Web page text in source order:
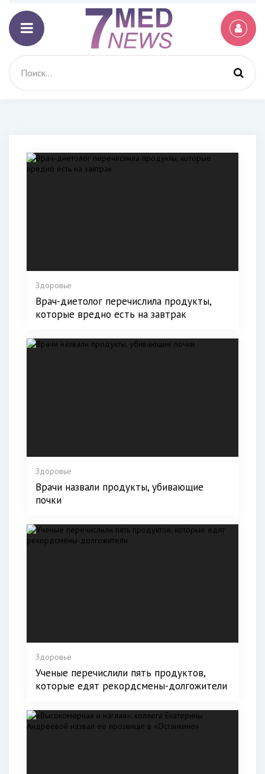
Здоровье
Врач-диетолог перечислила продукты,
которые вредно есть на завтрак
Здоровье
Врачи назвали продукты, убивающие
почки
Здоровье
Ученые перечислили пять продуктов,
которые едят рекордсмены-долгожители